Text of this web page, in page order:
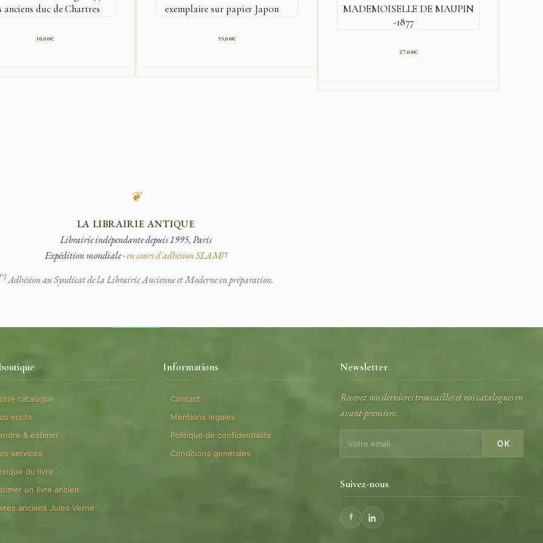
anciens duc de Chartres
30,00€
exemplaire sur papier Japon
55,00€
MADEMOISELLE DE MAUPIN
-1877
27,00€
❦
LA LIBRAIRIE ANTIQUE
Librairie indépendante depuis 1995, Paris
Expédition mondiale ·en cours d'adhésion SLAM[*]
Adhésion au Syndicat de la Librairie Ancienne et Moderne en préparation.
catalogue
ecrits
& estimer
services
du livre
un livre ancien
anciens Jules Verne
Informations
Contact
Mentions legales
Politique de confidentialite
Conditions generales
Newsletter
Recevez nos dernieres trouvailles et nos catalogues en
avant-premiere.
OK
Suivez-nous